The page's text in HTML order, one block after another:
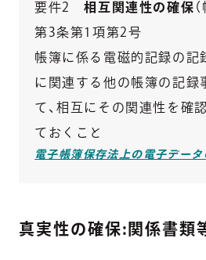
要件2相互関連性の確保
第3条第1項第2号
帳簿に係る電磁的記録の記
に関連する他の帳簿の記録
て、相互にその関連性を確
ておくこと
電子帳簿保存法上の電子デー
真実性の確保:関係書類